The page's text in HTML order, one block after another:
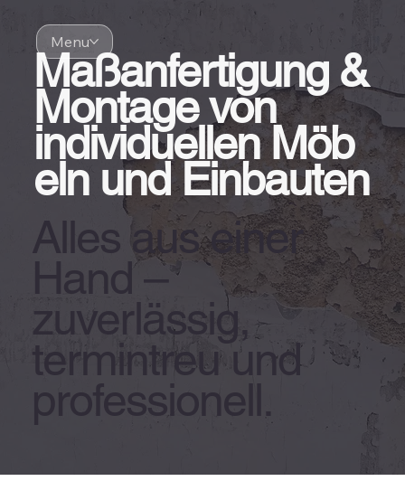
Menu
Maßanfertigung &
Montage von
individuellenMöb
eln und Einbauten
Alles aus einer
Hand –
zuverlässig,
termintreu und
professionell.